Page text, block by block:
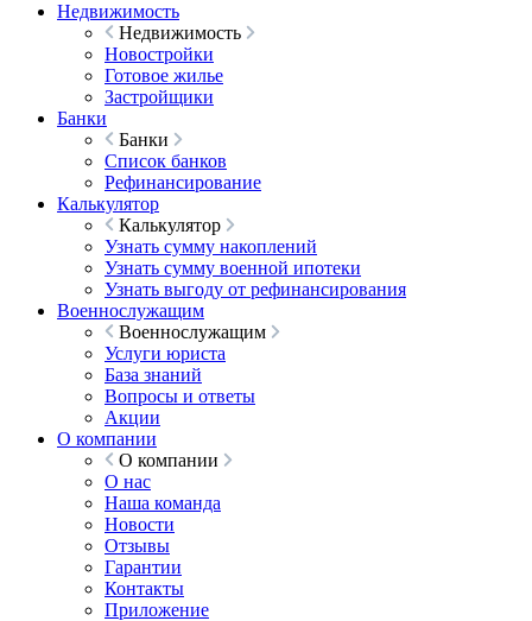
Недвижимость
Недвижимость
Новостройки
Готовое жилье
Застройщики
Банки
Банки
Список банков
Рефинансирование
Калькулятор
Калькулятор
Узнать сумму накоплений
Узнать сумму военной ипотеки
Узнать выгоду от рефинансирования
Военнослужащим
Военнослужащим
Услуги юриста
База знаний
Вопросы и ответы
Акции
О компании
О компании
О нас
Наша команда
Новости
Отзывы
Гарантии
Контакты
Приложение